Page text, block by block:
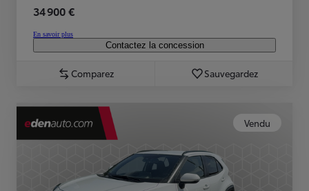
34 900 €
En savoir plus
Contactez la concession
Comparez Sauvegardez
Vendu